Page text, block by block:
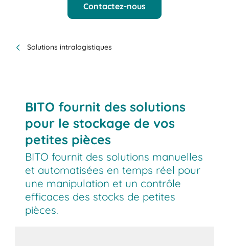
Contactez-nous
Solutions intralogistiques
BITO fournit des solutions
pour le stockage de vos
petites pièces
BITO fournit des solutions manuelles
et automatisées en temps réel pour
une manipulation et un contrôle
efficaces des stocks de petites
pièces.